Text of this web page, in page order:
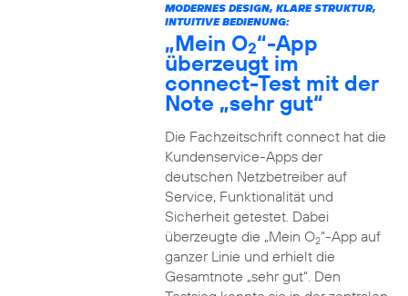
MODERNES DESIGN, KLARE STRUKTUR,
INTUITIVE BEDIENUNG:
„Mein O2“-App
überzeugt im
connect-Test mit der
Note „sehr gut“
Die Fachzeitschrift connect hat die
Kundenservice-Apps der
deutschen Netzbetreiber auf
Service, Funktionalität und
Sicherheit getestet. Dabei
überzeugte die „Mein O2“-App auf
ganzer Linie und erhielt die
Gesamtnote „sehr gut“. Den